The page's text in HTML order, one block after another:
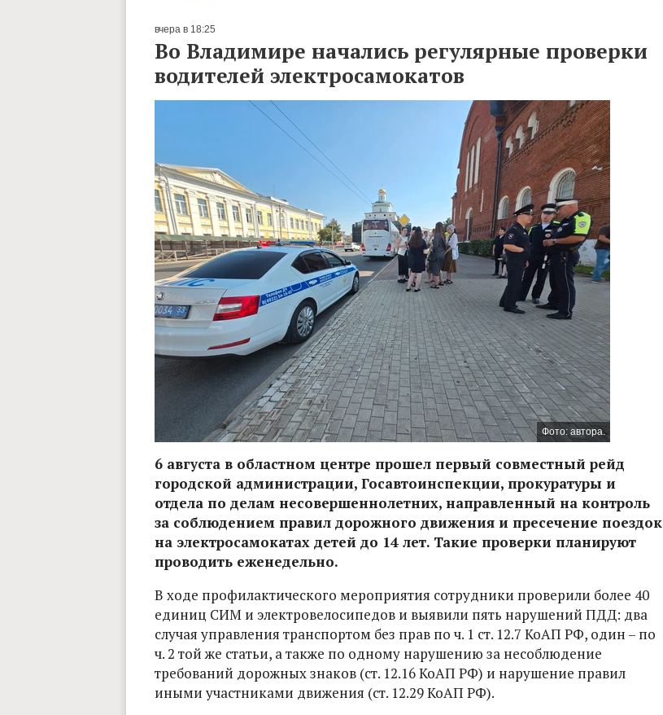
вчера в 18:25
Во Владимире начались регулярные проверки
водителей электросамокатов
Фото: автора.
6 августа в областном центре прошел первый совместный рейд
городской администрации, Госавтоинспекции, прокуратуры и
отдела по делам несовершеннолетних, направленный на контроль
за соблюдением правил дорожного движения и пресечение поездок
на электросамокатах детей до 14 лет. Такие проверки планируют
проводить еженедельно.
В ходе профилактического мероприятия сотрудники проверили более 40
единиц СИМ и электровелосипедов и выявили пять нарушений ПДД: два
случая управления транспортом без прав по ч. 1 ст. 12.7 КоАП РФ, один – по
ч. 2 той же статьи, а также по одному нарушению за несоблюдение
требований дорожных знаков (ст. 12.16 КоАП РФ) и нарушение правил
иными участниками движения (ст. 12.29 КоАП РФ).